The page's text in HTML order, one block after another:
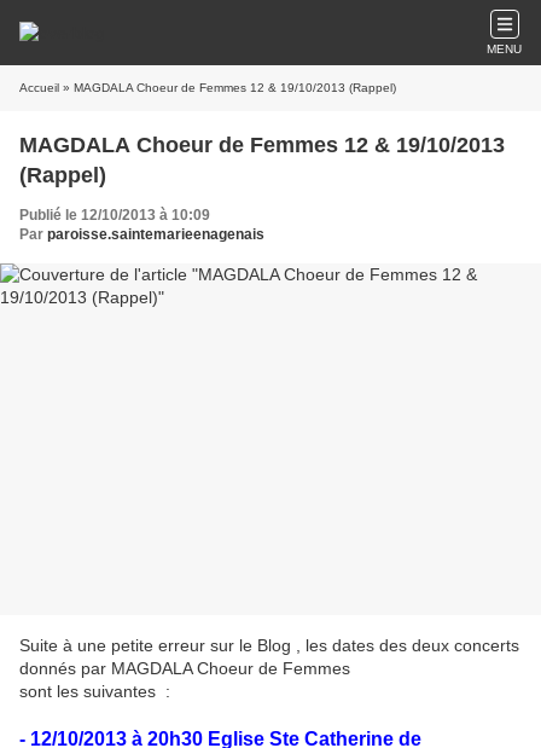
MENU
Accueil » MAGDALA Choeur de Femmes 12 & 19/10/2013 (Rappel)
MAGDALA Choeur de Femmes 12 & 19/10/2013
(Rappel)
Publié le 12/10/2013 à 10:09
Par paroisse.saintemarieenagenais
Suite à une petite erreur sur le Blog , les dates des deux concerts
donnés par MAGDALA Choeur de Femmes
sont les suivantes :
- 12/10/2013 à 20h30 Eglise Ste Catherine de